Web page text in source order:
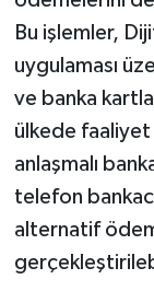
Bu işlemler,
uygulaması
ve banka
ülkede
anlaşmalı
telefon
alternatif